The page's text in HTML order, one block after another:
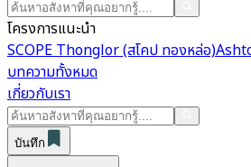
โครงการแนะนำ
SCOPE Thonglor (สโคป ทองหล่อ)
บทความทั้งหมด
เกี่ยวกับเรา
บันทึก